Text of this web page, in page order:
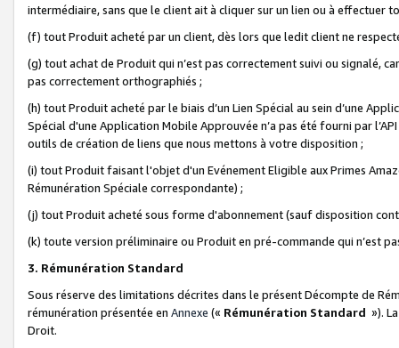
intermédiaire, sans que le client ait à cliquer sur un lien ou à
(f) tout Produit acheté par un client, dès lors que ledit client ne
(g) tout achat de Produit qui n’est pas correctement suivi ou signalé,
pas correctement orthographiés ;
(h) tout Produit acheté par le biais d’un Lien Spécial au sein d’une
Spécial d'une Application Mobile Approuvée n’a pas été fourni par
outils de création de liens que nous mettons à votre disposition ;
(i) tout Produit faisant l'objet d'un Evénement Eligible aux Primes
Rémunération Spéciale correspondante) ;
(j) tout Produit acheté sous forme d'abonnement (sauf disposition
(k) toute version préliminaire ou Produit en pré-commande qui n’est
3. Rémunération Standard
Sous réserve des limitations décrites dans le présent Décompte de
rémunération présentée en Annexe (« Rémunération Standard »).
Droit.